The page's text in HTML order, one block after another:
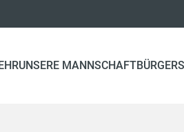
UNSERE MANNSCHAFT